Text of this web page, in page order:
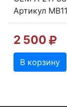
Артикул
2 500
В корзину